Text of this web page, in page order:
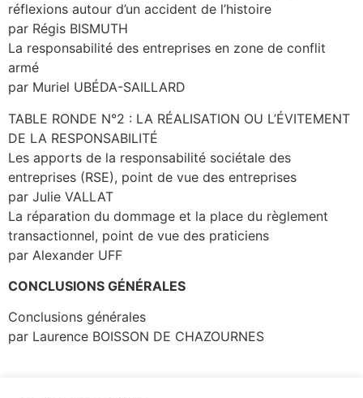
réflexions autour d’un accident de l’histoire
par Régis BISMUTH
La responsabilité des entreprises en zone de conflit
armé
par Muriel UBÉDA-SAILLARD
TABLE RONDE N°2 : LA RÉALISATION OU L’ÉVITEMENT
DE LA RESPONSABILITÉ
Les apports de la responsabilité sociétale des
entreprises (RSE), point de vue des entreprises
par Julie VALLAT
La réparation du dommage et la place du règlement
transactionnel, point de vue des praticiens
par Alexander UFF
CONCLUSIONS GÉNÉRALES
Conclusions générales
par Laurence BOISSON DE CHAZOURNES